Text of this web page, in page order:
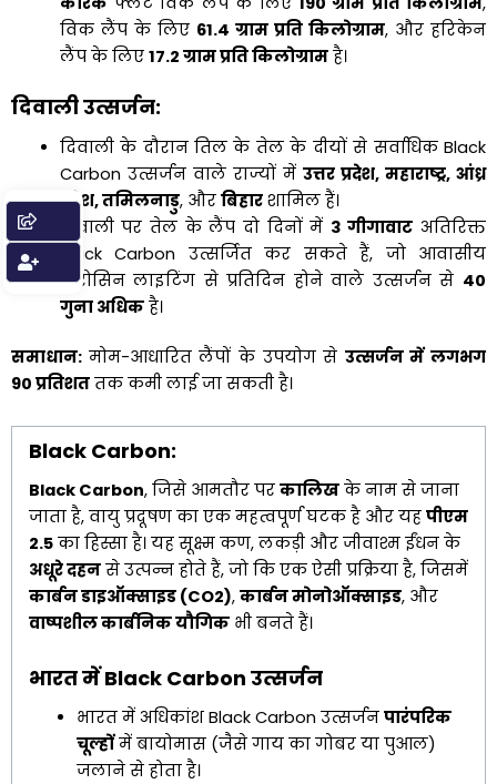
विक लैंप के लिए 61.4 ग्राम प्रति किलोग्राम, और हरिकेन
लैंप के लिए 17.2 ग्राम प्रति किलोग्रामहै।
दिवाली उत्सर्जन:
दिवाली के दौरान तिल के तेल के दीयों से सर्वाधिक Black
Carbon उत्सर्जन वाले राज्यों में उत्तर प्रदेश, महाराष्ट्र,आंध्र
प्रदेश,तमिलनाडु, और बिहारशामिल हैं।
दिवाली पर तेल के लैंप दो दिनों में 3गीगावाट अतिरिक्त
Black Carbon उत्सर्जित कर सकते हैं, जो आवासीय
केरोसिन लाइटिंग से प्रतिदिन होने वाले उत्सर्जन से 40
गुना अधिकहै।
समाधान: मोम-आधारित लैंपों के उपयोग से उत्सर्जन में लगभग
90 प्रतिशत तक कमी लाई जा सकती है।
Black Carbon:
Black Carbon, जिसे आमतौर पर कालिखके नाम से जाना
जाता है, वायु प्रदूषण का एक महत्वपूर्ण घटक है और यह पीएम
2.5का हिस्सा है। यह सूक्ष्म कण, लकड़ी और जीवाश्म ईंधन के
अधूरे दहनसे उत्पन्न होते हैं, जो कि एक ऐसी प्रक्रिया है, जिसमें
कार्बन डाइऑक्साइड (CO2), कार्बन मोनोऑक्साइड, और
वाष्पशील कार्बनिक यौगिकभी बनते हैं।
भारत में Black Carbon उत्सर्जन
भारत में अधिकांश Black Carbon उत्सर्जनपारंपरिक
चूल्होंमें बायोमास (जैसे गाय का गोबर या पुआल)
जलाने से होता है।